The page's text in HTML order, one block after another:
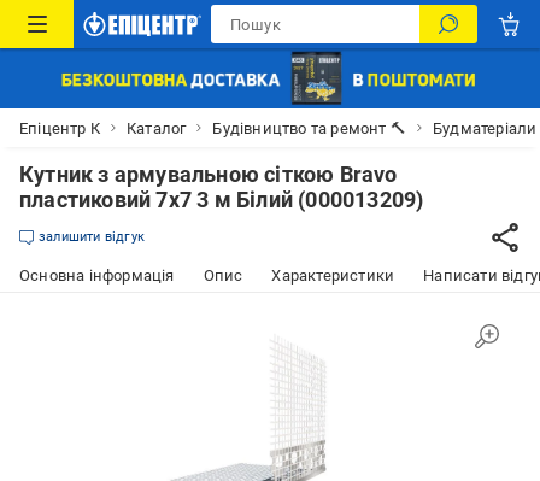
Епіцентр К Каталог Будівництво та ремонт 🔨 Будматеріали
Кутник з армувальною сіткою Bravo
пластиковий 7х7 3 м Білий (000013209)
залишити відгук
Основна інформація Опис Характеристики Написати